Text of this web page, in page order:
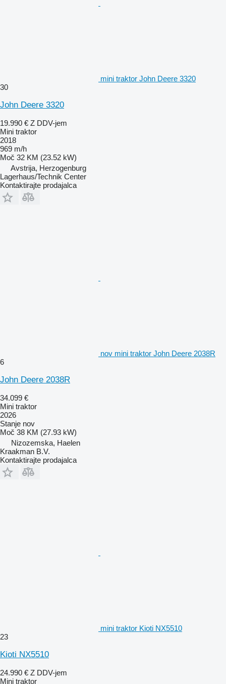
mini traktor John Deere 3320
30
John Deere 3320
19.990 € Z DDV-jem
Mini traktor
2018
969 m/h
Moč 32 KM (23.52 kW)
Avstrija, Herzogenburg
Lagerhaus/Technik Center
Kontaktirajte prodajalca
nov mini traktor John Deere 2038R
6
John Deere 2038R
34.099 €
Mini traktor
2026
Stanje nov
Moč 38 KM (27.93 kW)
Nizozemska, Haelen
Kraakman B.V.
Kontaktirajte prodajalca
mini traktor Kioti NX5510
23
Kioti NX5510
24.990 € Z DDV-jem
Mini traktor